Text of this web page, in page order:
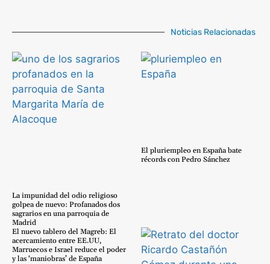
Noticias Relacionadas
La impunidad del odio religioso
golpea de nuevo: Profanados dos
sagrarios en una parroquia de
Madrid
El pluriempleo en España bate
récords con Pedro Sánchez
El nuevo tablero del Magreb: El
acercamiento entre EE.UU,
Marruecos e Israel reduce el poder
y las ‘maniobras’ de España